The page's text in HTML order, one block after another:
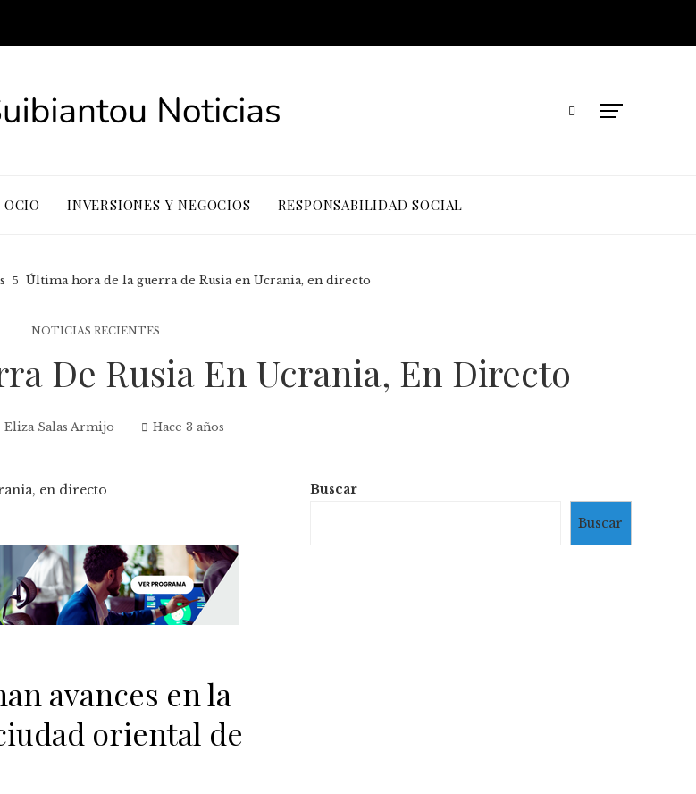
OCIO INVERSIONES Y NEGOCIOS RESPONSABILIDAD SOCIAL
Última hora de la guerra de Rusia en Ucrania, en directo
NOTICIAS RECIENTES
De Rusia En Ucrania, En Directo
Eliza Salas Armijo Hace 3 años
avances en la
oriental de
Buscar
Buscar